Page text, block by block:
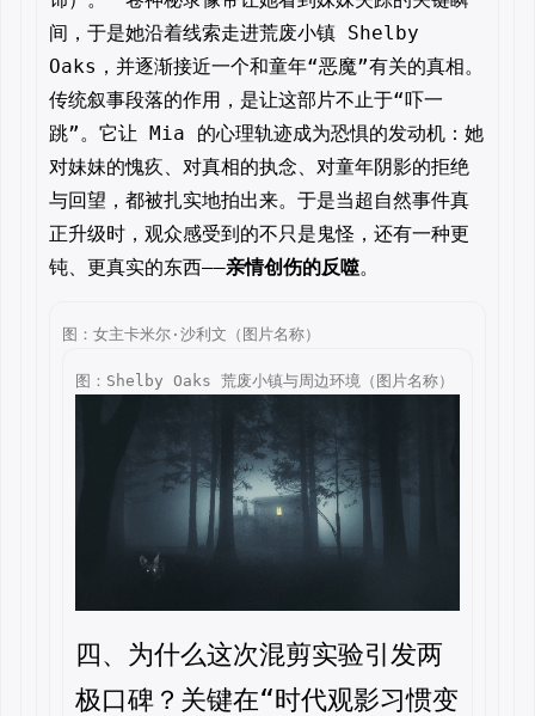
间，于是她沿着线索走进荒废小镇 Shelby
Oaks，并逐渐接近一个和童年“恶魔”有关的真相。
传统叙事段落的作用，是让这部片不止于“吓一
跳”。它让 Mia 的心理轨迹成为恐惧的发动机：她
对妹妹的愧疚、对真相的执念、对童年阴影的拒绝
与回望，都被扎实地拍出来。于是当超自然事件真
正升级时，观众感受到的不只是鬼怪，还有一种更
钝、更真实的东西——亲情创伤的反噬。
图：女主卡米尔·沙利文（图片名称）
图：Shelby Oaks 荒废小镇与周边环境（图片名称）
四、为什么这次混剪实验引发两
极口碑？关键在“时代观影习惯变